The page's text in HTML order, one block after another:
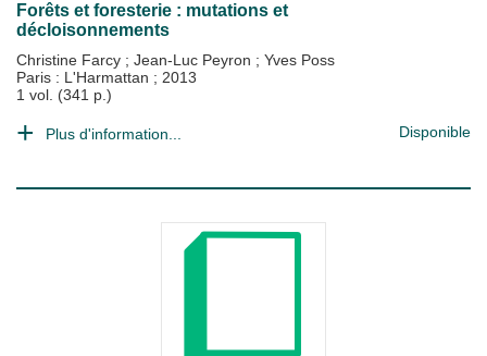
Forêts et foresterie : mutations et
décloisonnements
Christine Farcy ; Jean-Luc Peyron ; Yves Poss
Paris : L'Harmattan ; 2013
1 vol. (341 p.)
Plus d'information... Disponible